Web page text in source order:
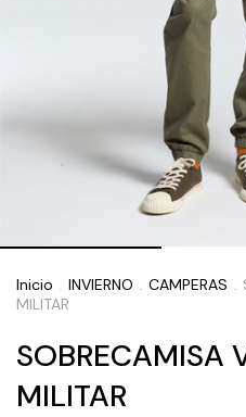
Inicio . INVIERNO . CAMPERAS .
MILITAR
SOBRECAMISA
MILITAR